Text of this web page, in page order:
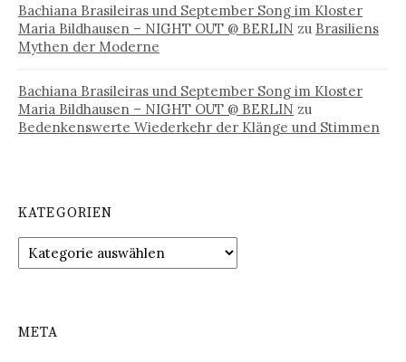
Bachiana Brasileiras und September Song im Kloster
Maria Bildhausen – NIGHT OUT @ BERLIN zu Brasiliens
Mythen der Moderne
Bachiana Brasileiras und September Song im Kloster
Maria Bildhausen – NIGHT OUT @ BERLIN zu
Bedenkenswerte Wiederkehr der Klänge und Stimmen
KATEGORIEN
Kategorien
META